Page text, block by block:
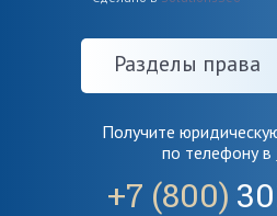
Разделы права
Получите
по телефону в
+7 (800)